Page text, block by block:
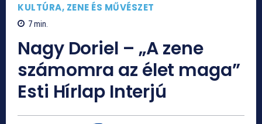
KULTÚRA, ZENE ÉS MŰVÉSZET
7min.
Nagy Doriel – „A zene
számomra az élet maga”
Esti Hírlap Interjú